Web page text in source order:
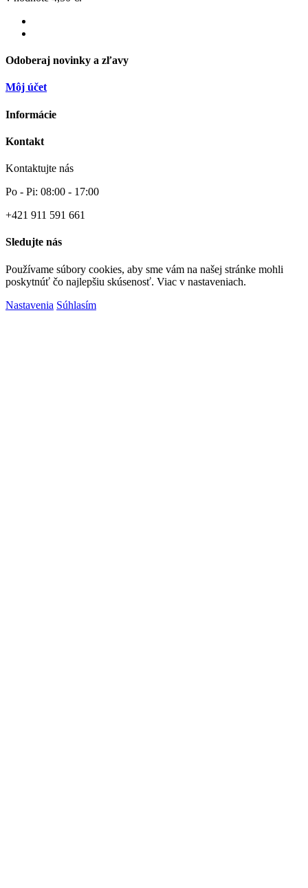
Odoberaj novinky a zľavy
Môj účet
Informácie
Kontakt
Kontaktujte nás
Po - Pi: 08:00 - 17:00
+421 911 591 661
Sledujte nás
Používame súbory cookies, aby sme vám na našej stránke mohli
poskytnúť čo najlepšiu skúsenosť. Viac v nastaveniach.
Nastavenia Súhlasím